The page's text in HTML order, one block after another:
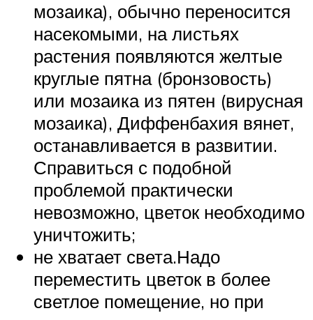
мозаика), обычно переносится
насекомыми, на листьях
растения появляются желтые
круглые пятна (бронзовость)
или мозаика из пятен (вирусная
мозаика), Диффенбахия вянет,
останавливается в развитии.
Справиться с подобной
проблемой практически
невозможно, цветок необходимо
уничтожить;
не хватает света.Надо
переместить цветок в более
светлое помещение, но при